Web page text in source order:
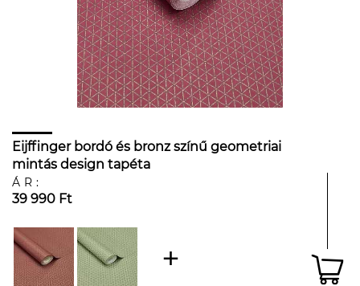
Eijffinger bordó és bronz színű geometriai
mintás design tapéta
ÁR:
39 990 Ft